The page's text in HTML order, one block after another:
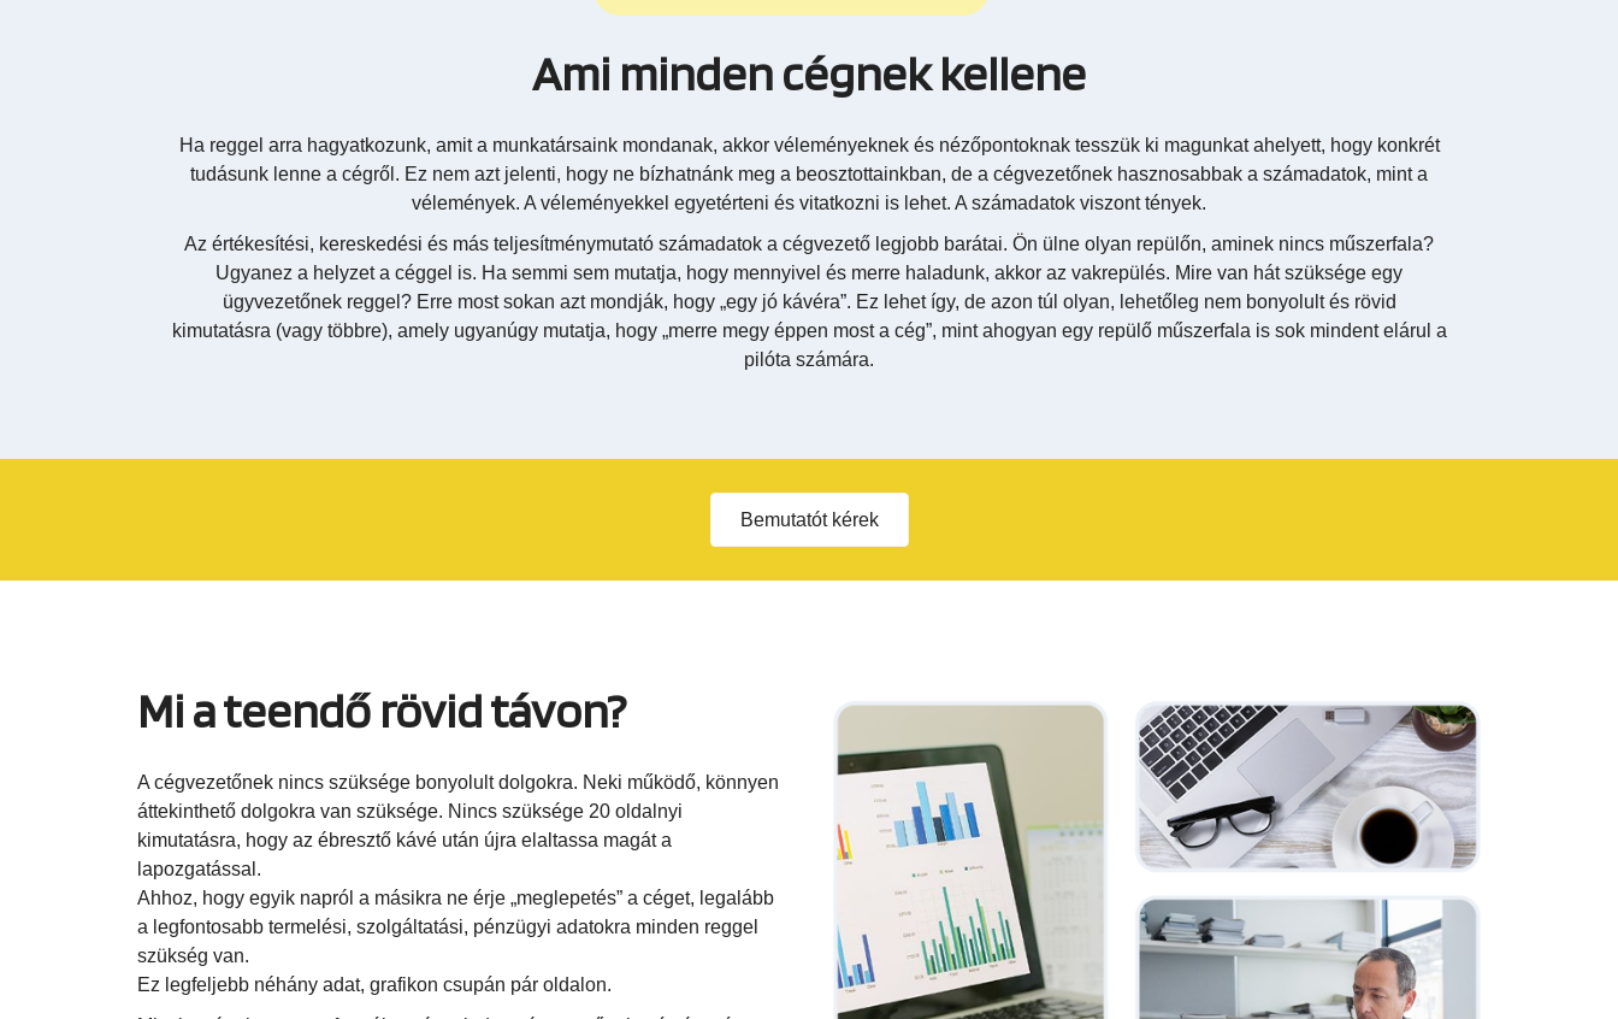
Ami minden cégnek kellene
Ha reggel arra hagyatkozunk, amit a munkatársaink mondanak, akkor véleményeknek és nézőpontoknak tesszük ki magunkat ahelyett, hogy konkrét
tudásunk lenne a cégről. Ez nem azt jelenti, hogy ne bízhatnánk meg a beosztottainkban, de a cégvezetőnek hasznosabbak a számadatok, mint a
vélemények. A véleményekkel egyetérteni és vitatkozni is lehet. A számadatok viszont tények.
Az értékesítési, kereskedési és más teljesítménymutató számadatok a cégvezető legjobb barátai. Ön ülne olyan repülőn, aminek nincs műszerfala?
Ugyanez a helyzet a céggel is. Ha semmi sem mutatja, hogy mennyivel és merre haladunk, akkor az vakrepülés. Mire van hát szüksége egy
ügyvezetőnek reggel? Erre most sokan azt mondják, hogy „egy jó kávéra”. Ez lehet így, de azon túl olyan, lehetőleg nem bonyolult és rövid
kimutatásra (vagy többre), amely ugyanúgy mutatja, hogy „merre megy éppen most a cég”, mint ahogyan egy repülő műszerfala is sok mindent elárul a
pilóta számára.
Bemutatót kérek
Mi a teendő rövid távon?
A cégvezetőnek nincs szüksége bonyolult dolgokra. Neki működő, könnyen
áttekinthető dolgokra van szüksége. Nincs szüksége 20 oldalnyi
kimutatásra, hogy az ébresztő kávé után újra elaltassa magát a
lapozgatással.
Ahhoz, hogy egyik napról a másikra ne érje „meglepetés” a céget, legalább
a legfontosabb termelési, szolgáltatási, pénzügyi adatokra minden reggel
szükség van.
Ez legfeljebb néhány adat, grafikon csupán pár oldalon.